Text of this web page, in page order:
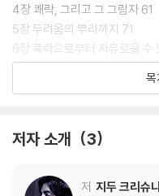
지이며 사랑은 두려움과 집착
고. 그는 어떤 체계도 제시하지
온전히 바라볼 때 그 총체적 주
대강(大講)에서 수천 명의 청
4장 쾌락, 그리고 그 그림자 61
5장 두려움의 뿌리까지 71
6장 폭력으로부터 자유로울 수
7장 우리는 서로를 진짜 보고
8장 완전한 자유, 완전한 고독
11장 이미지 없이 바라보다 153
13장 생각이란 무엇인가 173
목
저자 소개 3
저 지두 크리슈